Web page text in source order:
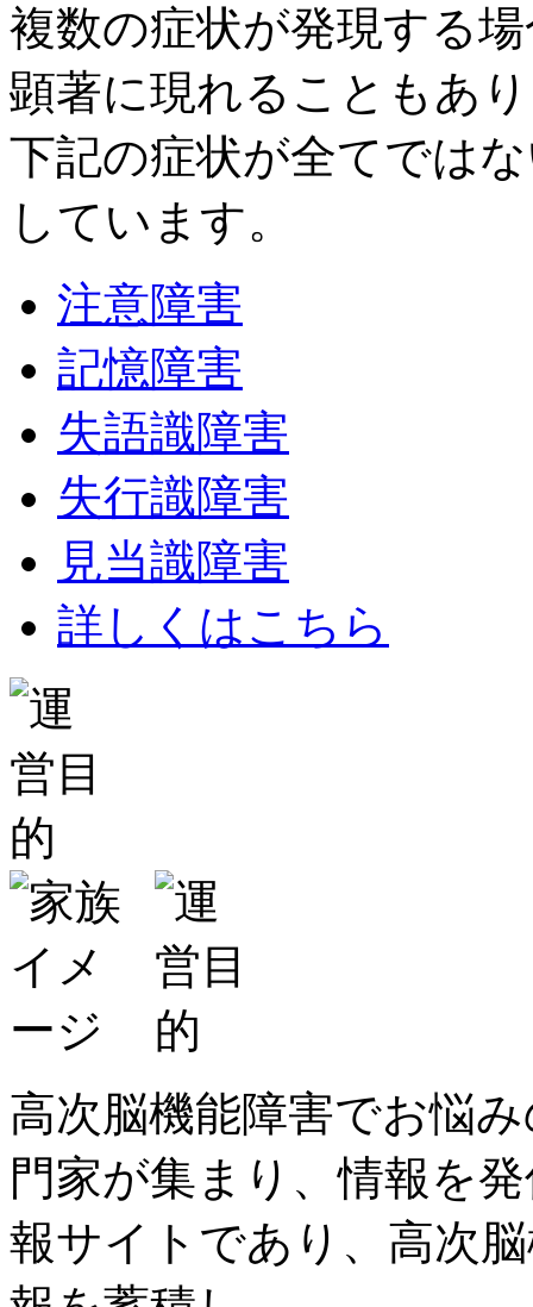
複数の症状が発現する
顕著に現れることもあ
下記の症状が全てでは
しています。
注意障害
記憶障害
失語識障害
失行識障害
見当識障害
詳しくはこちら
高次脳機能障害でお悩
門家が集まり、情報を
報サイトであり、高次